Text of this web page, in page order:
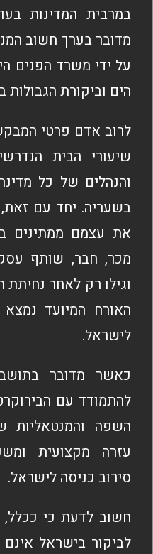
במרבית המדינות
מדובר בערך חשוב
על ידי משרד הפנים
הים וביקורת הגבולות
לרוב אדם פרטי
שיעורי הבית
והנהלים של כל
בשעריה. יחד עם
את עצמם ממתינים
מכר, חבר, שותף
וגילו רק לאחר
האורח המיועד
לישראל.
כאשר מדובר
להתמודד עם
השפה והמנטאליות
עזרה מקצועית
סירוב כניסה לישראל.
חשוב לדעת כי ככלל,
לביקור בישראל